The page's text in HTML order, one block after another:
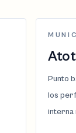
Punto
los
interna